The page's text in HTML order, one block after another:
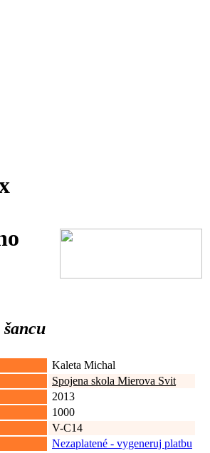
šancu
Kaleta Michal
Spojena skola Mierova Svit
2013
1000
V-C14
Nezaplatené - vygeneruj platbu